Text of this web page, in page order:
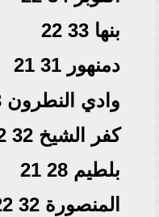
بنها 33 22
دمنهور 31 21
وادي النطرون 33 22
كفر الشيخ 32 22
بلطيم 28 21
المنصورة 32 22